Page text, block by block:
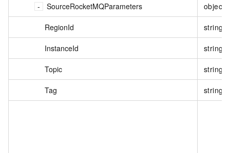
SourceRocketMQParameters object
RegionId string
InstanceId string
Topic string
Tag string